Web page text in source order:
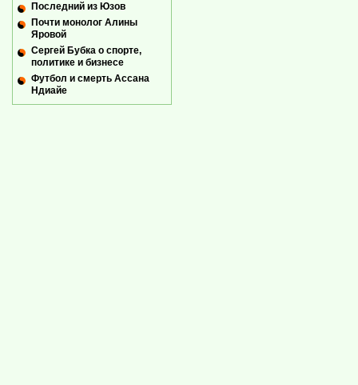
Последний из Юзов
Почти монолог Алины
Яровой
Сергей Бубка о спорте,
политике и бизнесе
Футбол и смерть Ассана
Ндиайе